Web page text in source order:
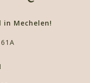
in Mechelen!